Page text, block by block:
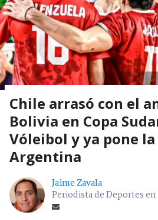
Chile arrasó con el
Bolivia en Copa
Vóleibol y ya pone
Argentina
Jaime Zavala
Periodista de Deportes